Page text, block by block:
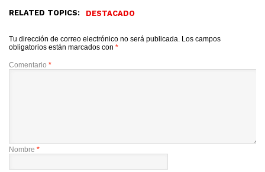
RELATED TOPICS: DESTACADO
Tu dirección de correo electrónico no será publicada. Los campos
obligatorios están marcados con *
Comentario *
Nombre *